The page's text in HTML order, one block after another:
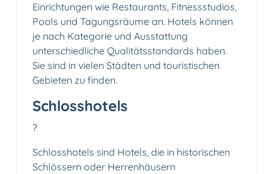
Einrichtungen wie Restaurants, Fitnessstudios,
Pools und Tagungsräume an. Hotels können
je nach Kategorie und Ausstattung
unterschiedliche Qualitätsstandards haben.
Sie sind in vielen Städten und touristischen
Gebieten zu finden.
Schlosshotels
?
Schlosshotels sind Hotels, die in historischen
Schlössern oder Herrenhäusern